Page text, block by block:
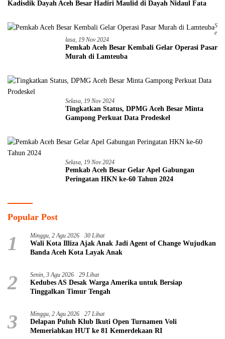
Kadisdik Dayah Aceh Besar Hadiri Maulid di Dayah Nidaul Fata
S
E
Lasa, 19 Nov 2024
Pemkab Aceh Besar Kembali Gelar Operasi Pasar
Murah di Lamteuba
Selasa, 19 Nov 2024
Tingkatkan Status, DPMG Aceh Besar Minta
Gampong Perkuat Data Prodeskel
Selasa, 19 Nov 2024
Pemkab Aceh Besar Gelar Apel Gabungan
Peringatan HKN ke-60 Tahun 2024
Popular Post
1 Minggu, 2 Agu 2026 30 Lihat
Wali Kota Illiza Ajak Anak Jadi Agent of Change Wujudkan
Banda Aceh Kota Layak Anak
2 Senin, 3 Agu 2026 29 Lihat
Kedubes AS Desak Warga Amerika untuk Bersiap
Tinggalkan Timur Tengah
3 Minggu, 2 Agu 2026 27 Lihat
Delapan Puluh Klub Ikuti Open Turnamen Voli
Memeriahkan HUT ke 81 Kemerdekaan RI